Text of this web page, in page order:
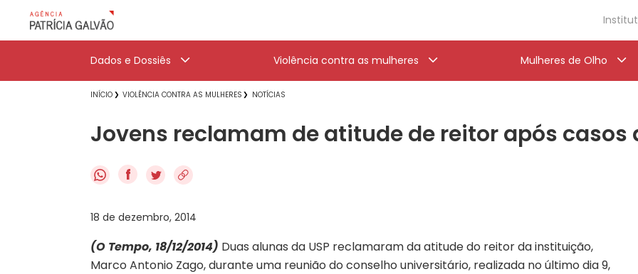
Dados e Dossiês Violência contra as mulheres Mulheres de Olho
INÍCIO VIOLÊNCIA CONTRA AS MULHERES NOTÍCIAS
Jovens reclamam de atitude de reitor após casos
f
18 de dezembro, 2014
(O Tempo, 18/12/2014) Duas alunas da USP reclamaram da atitude do reitor da instituição,
Marco Antonio Zago, durante uma reunião do conselho universitário, realizada no último dia 9,